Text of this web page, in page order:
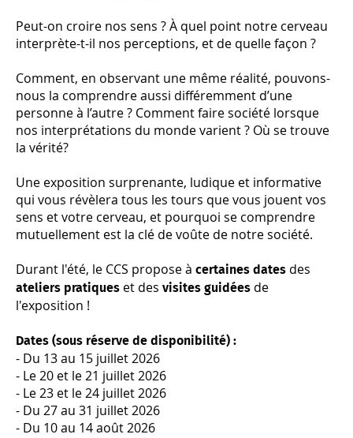
Peut-on croire nos sens ? À quel point notre cerveau
interprète-t-il nos perceptions, et de quelle façon ?
Comment, en observant une même réalité, pouvons-
nous la comprendre aussi différemment d’une
personne à l’autre ? Comment faire société lorsque
nos interprétations du monde varient ? Où se trouve
la vérité?
Une exposition surprenante, ludique et informative
qui vous révèlera tous les tours que vous jouent vos
sens et votre cerveau, et pourquoi se comprendre
mutuellement est la clé de voûte de notre société.
Durant l'été, le CCS propose à certaines dates des
ateliers pratiques et des visites guidées de
l'exposition !
Dates (sous réserve de disponibilité) :
- Du 13 au 15 juillet 2026
- Le 20 et le 21 juillet 2026
- Le 23 et le 24 juillet 2026
- Du 27 au 31 juillet 2026
- Du 10 au 14 août 2026